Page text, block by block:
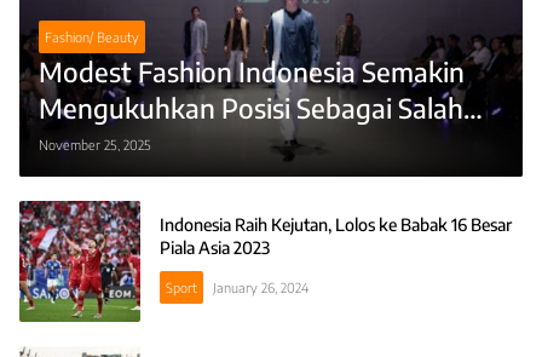
Fashion/ Beauty
Modest Fashion Indonesia Semakin
Mengukuhkan Posisi Sebagai Salah
Satu Yang Terbaik di Asia
November 25, 2025
Indonesia Raih Kejutan, Lolos ke Babak 16 Besar
Piala Asia 2023
Sport January 26, 2024